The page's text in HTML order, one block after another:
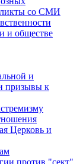
со СМИ
и обществе
и
призывы к
Церковь и